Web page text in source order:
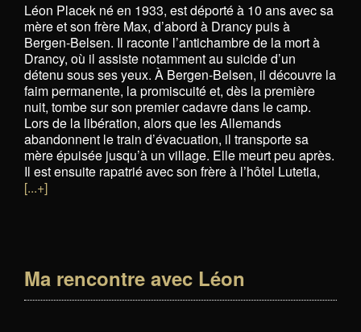
Léon Placek né en 1933, est déporté à 10 ans avec sa
mère et son frère Max, d’abord à Drancy puis à
Bergen-Belsen. Il raconte l’antichambre de la mort à
Drancy, où il assiste notamment au suicide d’un
détenu sous ses yeux. À Bergen-Belsen, il découvre la
faim permanente, la promiscuité et, dès la première
nuit, tombe sur son premier cadavre dans le camp.
Lors de la libération, alors que les Allemands
abandonnent le train d’évacuation, il transporte sa
mère épuisée jusqu’à un village. Elle meurt peu après.
Il est ensuite rapatrié avec son frère à l’hôtel Lutetia,
[...+]
Ma rencontre avec Léon